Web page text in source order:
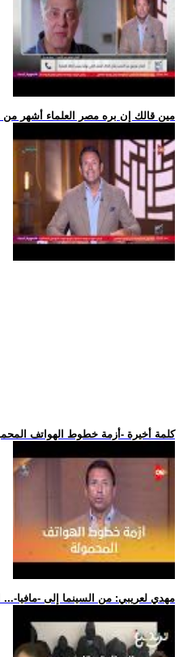
.. مين قالك إن بره مصر العلماء أشهر من
.. كلمة أخيرة -أزمة خطوط الهواتف
.. مهدي لعريبي: من السينما إلى -مافيا-